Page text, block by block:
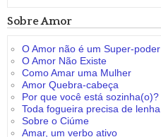
Sobre Amor
O Amor não é um Super-poder
O Amor Não Existe
Como Amar uma Mulher
Amor Quebra-cabeça
Por que você está sozinha(o)?
Toda fogueira precisa de lenha
Sobre o Ciúme
Amar, um verbo ativo